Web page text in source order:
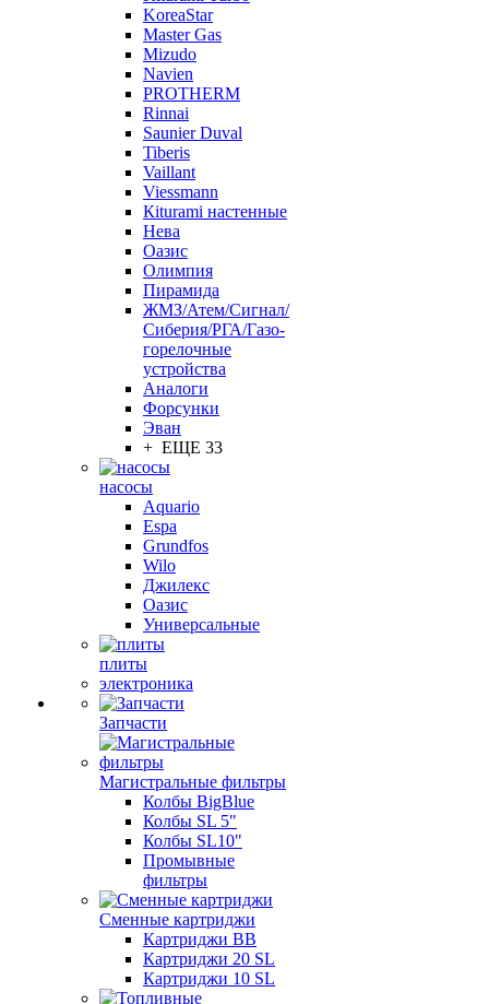
KoreaStar
Master Gas
Mizudo
Navien
PROTHERM
Rinnai
Saunier Duval
Tiberis
Vaillant
Viessmann
Кiturami настенные
Нева
Оазис
Олимпия
Пирамида
ЖМЗ/Атем/Сигнал/
Сиберия/РГА/Газо-
горелочные
устройства
Aналоги
Форсунки
Эван
+ ЕЩЕ 33
насосы
Aquario
Espa
Grundfos
Wilo
Джилекс
Оазис
Универсальные
плиты
электроника
Запчасти
Магистральные фильтры
Колбы BigBlue
Колбы SL 5"
Колбы SL10"
Промывные
фильтры
Сменные картриджи
Картриджи BB
Картриджи 20 SL
Картриджи 10 SL